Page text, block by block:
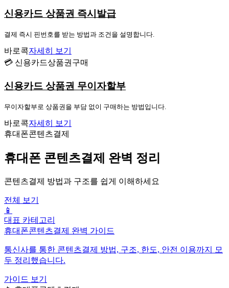
신용카드 상품권 즉시발급
결제 즉시 핀번호를 받는 방법과 조건을 설명합니다.
바로콕자세히 보기
💳 신용카드상품권구매
신용카드 상품권 무이자할부
무이자할부로 상품권을 부담 없이 구매하는 방법입니다.
바로콕자세히 보기
휴대폰콘텐츠결제
휴대폰 콘텐츠결제 완벽 정리
콘텐츠결제 방법과 구조를 쉽게 이해하세요
전체 보기
📱
대표 카테고리
휴대폰콘텐츠결제 완벽 가이드
통신사를 통한 콘텐츠결제 방법, 구조, 한도, 안전 이용까지 모
두 정리했습니다.
가이드 보기